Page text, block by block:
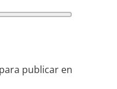
publicar en